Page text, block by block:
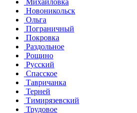
Новоникольск
Ольга
Пограничный
Покровка
Раздольное
Рощино
Русский
Спасское
Тавричанка
Терней
Тимирязевский
Трудовое